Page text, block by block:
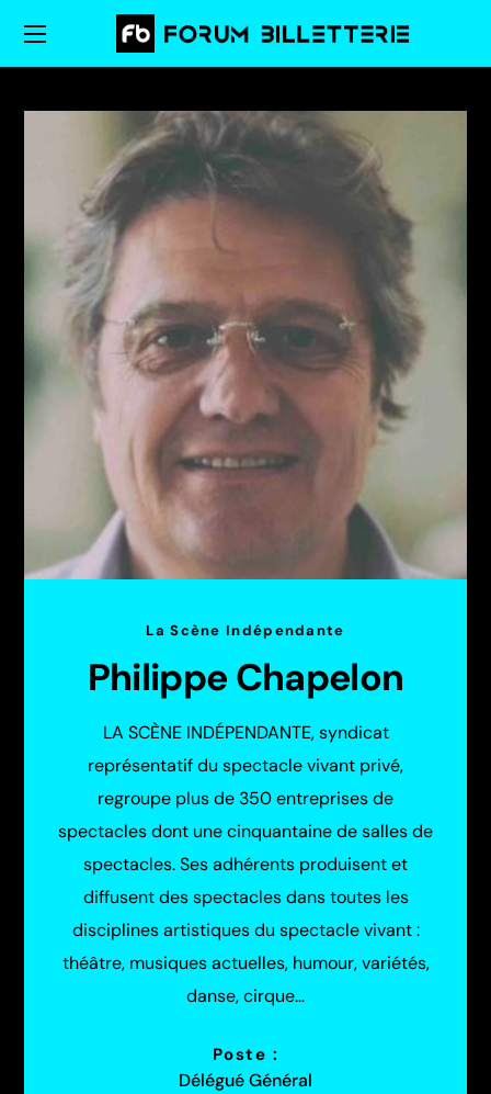
La Scène Indépendante
Philippe Chapelon
LA SCÈNE INDÉPENDANTE, syndicat
représentatif du spectacle vivant privé,
regroupe plus de 350 entreprises de
spectacles dont une cinquantaine de salles de
spectacles. Ses adhérents produisent et
diffusent des spectacles dans toutes les
disciplines artistiques du spectacle vivant :
théâtre, musiques actuelles, humour, variétés,
danse, cirque...
Poste :
Délégué Général